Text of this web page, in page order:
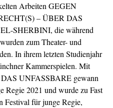
Arbeiten GEGEN
– ÜBER DAS
SHERBINI, die während
zum Theater- und
In ihrem letzten Studienjahr
Kammerspielen. Mit
UNFASSBARE gewann
Regie 2021 und wurde zu Fast
Festival für junge Regie,